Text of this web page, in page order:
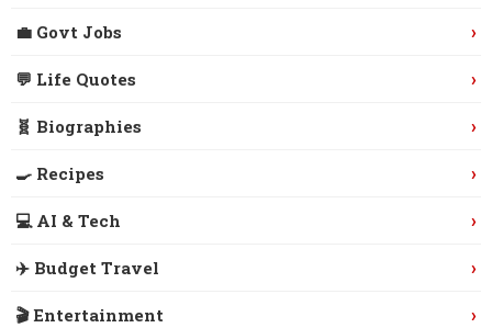
💼 Govt Jobs ›
💬 Life Quotes ›
🧬 Biographies ›
🍳 Recipes ›
💻 AI & Tech ›
✈️ Budget Travel ›
🎬 Entertainment ›